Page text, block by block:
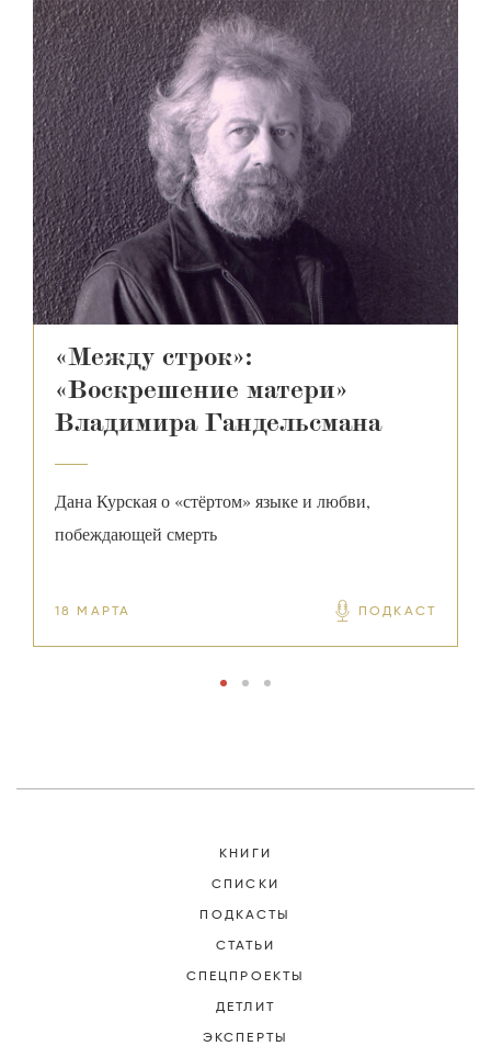
«Между строк»:
«Воскрешение матери»
Владимира Гандельсмана
Дана Курская о «стёртом» языке и любви,
побеждающей смерть
18 МАРТА ПОДКАСТ
КНИГИ
СПИСКИ
ПОДКАСТЫ
СТАТЬИ
СПЕЦПРОЕКТЫ
ДЕТЛИТ
ЭКСПЕРТЫ